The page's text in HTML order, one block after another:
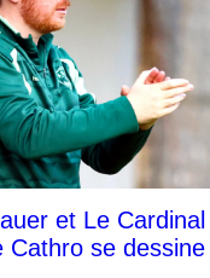
et Le
Cathro se dessine